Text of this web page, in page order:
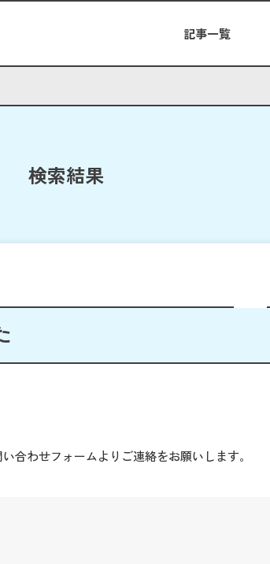
記事一覧
検索結果
合わせフォームよりご連絡をお願いします。